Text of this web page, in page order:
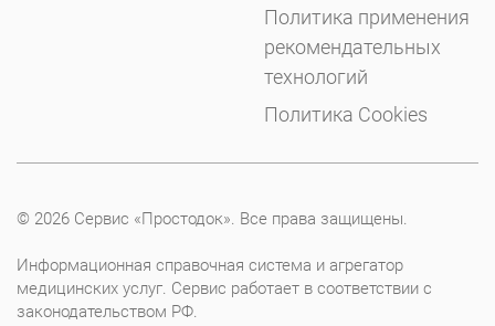
Политика применения
рекомендательных
технологий
Политика Cookies
© 2026 Сервис «Простодок». Все права защищены.
Информационная справочная система и агрегатор
медицинских услуг. Сервис работает в соответствии с
законодательством РФ.